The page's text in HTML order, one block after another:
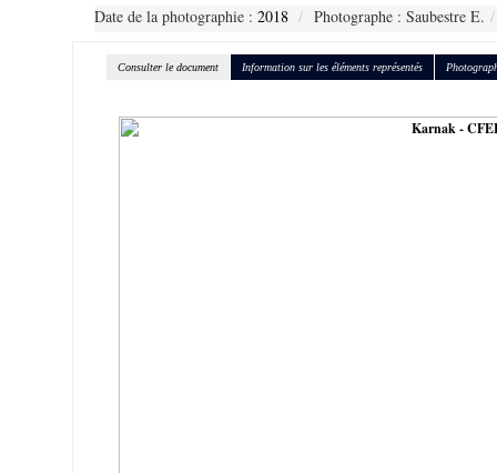
Date de la photographie : 2018 Photographe : Saubestre E.
Consulter le document Information sur les éléments représentés